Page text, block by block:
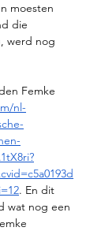
moesten
die
werd nog
Femke
nl-
. En dit
wat nog een